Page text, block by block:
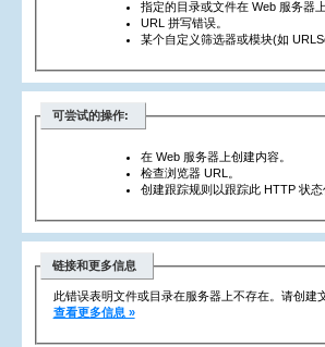
指定的目录或文件在 Web 服务器上
URL 拼写错误。
某个自定义筛选器或模块(如
可尝试的操作:
在 Web 服务器上创建内容。
检查浏览器 URL。
创建跟踪规则以跟踪此 HTTP 状
链接和更多信息
此错误表明文件或目录在服务器上不存在。请创建
查看更多信息 »